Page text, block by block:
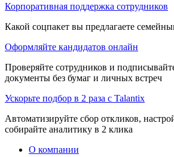
Корпоративная поддержка сотрудников
Какой соцпакет вы предлагаете
Оформляйте кандидатов онлайн
Проверяйте сотрудников и
документы без бумаг и личных встреч
Ускорьте подбор в 2 раза с Talantix
Автоматизируйте сбор откликов,
собирайте аналитику в 2 клика
О компании